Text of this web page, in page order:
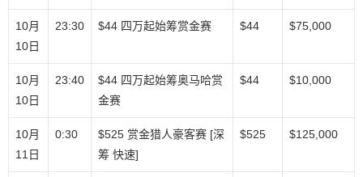
10月
10日
23:30 $44 四万起始筹赏金赛 $44 $75,000
10月
10日
23:40
$44 四万起始筹奥马哈赏
金赛
$44 $10,000
10月
11日
0:30
$525 赏金猎人豪客赛 [深
筹 快速]
$525 $125,000